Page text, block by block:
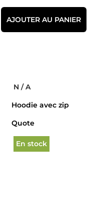
AJOUTER AU PANIER
N / A
Hoodie avec zip
Quote
En stock